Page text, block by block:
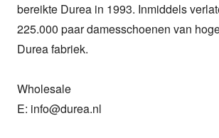
bereikte Durea in 1993. Inmiddels
225.000 paar damesschoenen van
Durea fabriek.
Wholesale
E: info@durea.nl